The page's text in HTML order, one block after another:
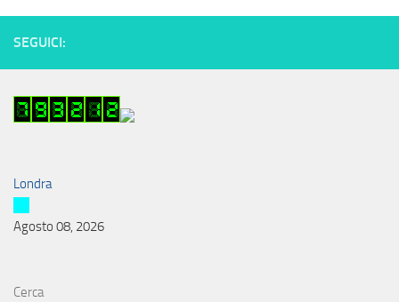
SEGUICI:
Londra
Agosto 08, 2026
Cerca